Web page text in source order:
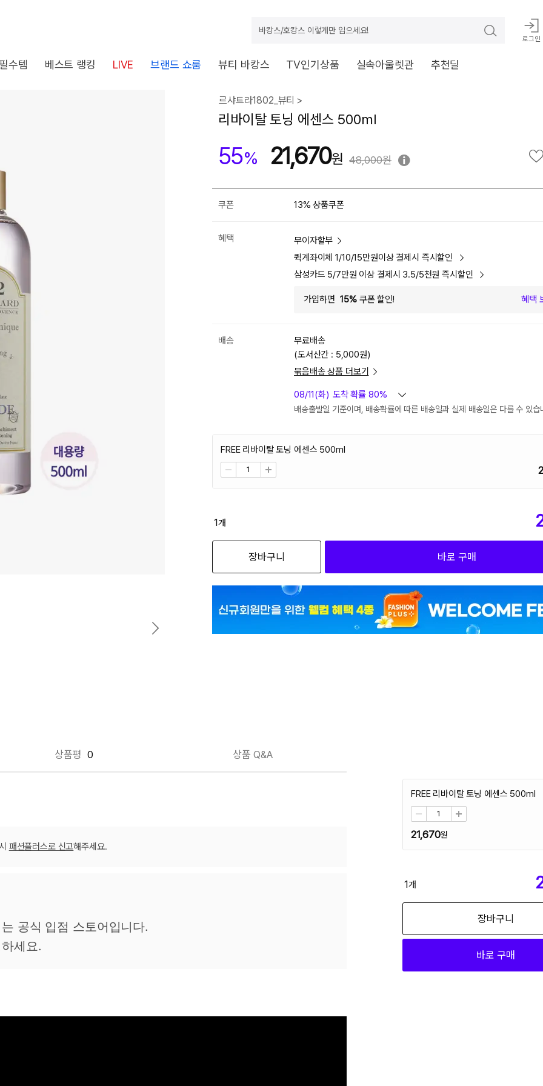
바캉스/호캉스 이렇게만 입으세요!
로그인
수템 베스트 랭킹 LIVE 브랜드 쇼룸 뷰티 바캉스 TV인기상품 실속아울렛관 추천딜
르샤트라1802_뷰티 >
리바이탈 토닝 에센스 500ml
55% 21,670 48,000원
쿠폰 13% 상품쿠폰
혜택
무이자할부
퀵계좌이체 1/10/15만원이상 결제시 즉시할인
삼성카드 5/7만원 이상 결제시 3.5/5천원 즉시할인
가입하면 15%쿠폰 할인! 혜택
배송
무료배송
(도서산간 : 5,000원)
묶음배송 상품 더보기
08/11(화) 도착 확률 80%
배송출발일 기준이며, 배송확률에 따른 배송일과 실제 배송일은 다를 수 있습
FREE 리바이탈 토닝 에센스 500ml
1개
장바구니 바로 구매
상품평 0 상품 Q&A
FREE 리바이탈 토닝 에센스 500ml
21,670
1개
장바구니
바로 구매